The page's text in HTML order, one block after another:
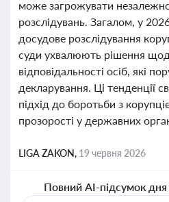
може загрожувати
розслідувань. Загалом, у
досудове розслідування
суди ухвалюють рішення
відповідальності осіб, які
декларування. Ці тенденції
підхід до боротьби з
прозорості у державних
LIGA ZAKON, 19 червня 2026
Повний AI-підсумок дня